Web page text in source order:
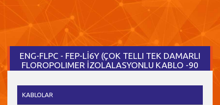
ENG-FLPC - FEP-Lİ6Y (ÇOK TELLI TEK DAMARLI
FLOROPOLIMER İZOLALASYONLU KABLO -90
KABLOLAR